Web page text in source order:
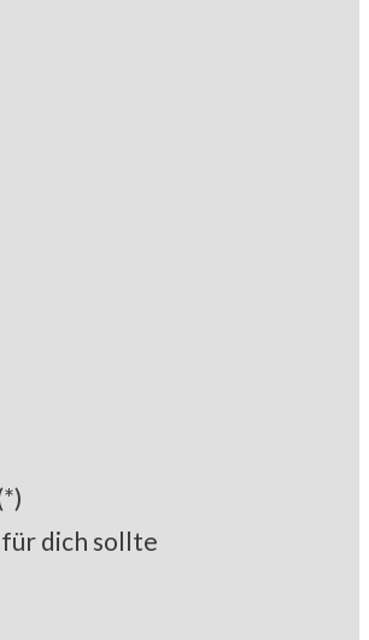
dich sollte